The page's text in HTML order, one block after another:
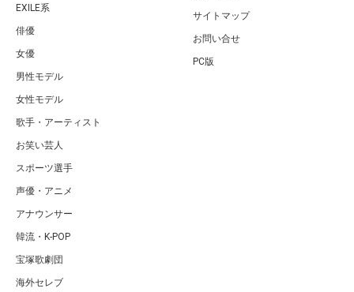
EXILE系
俳優
女優
男性モデル
女性モデル
歌手・アーティスト
お笑い芸人
スポーツ選手
声優・アニメ
アナウンサー
韓流・K-POP
宝塚歌劇団
海外セレブ
サイトマップ
お問い合せ
PC版